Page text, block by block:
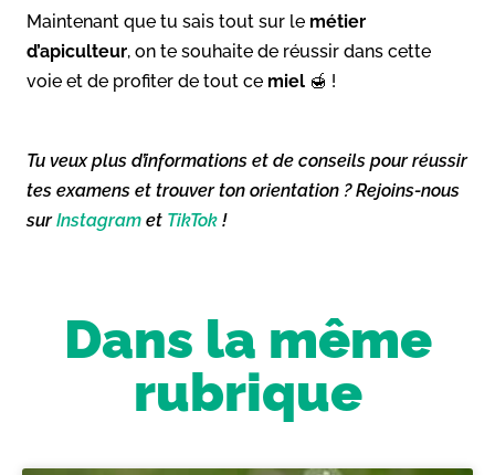
Maintenant que tu sais tout sur le métier
d’apiculteur, on te souhaite de réussir dans cette
voie et de profiter de tout ce miel 🍯 !
Tu veux plus d’informations et de conseils pour réussir
tes examens et trouver ton orientation ? Rejoins-nous
surInstagram et TikTok !
Dans la même
rubrique